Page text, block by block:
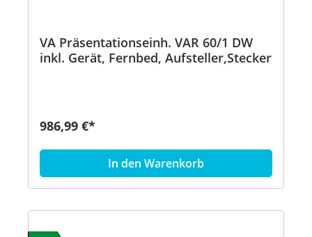
VA Präsentationseinh. VAR 60/1 DW
inkl. Gerät, Fernbed, Aufsteller,Stecker
986,99 €*
In den Warenkorb